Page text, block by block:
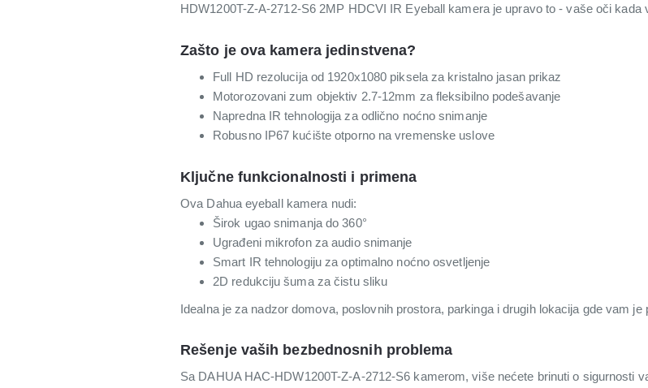
HDW1200T-Z-A-2712-S6 2MP HDCVI IR Eyeball kamera je upravo to - vaše oči kada
Zašto je ova kamera jedinstvena?
Full HD rezolucija od 1920x1080 piksela za kristalno jasan prikaz
Motorozovani zum objektiv 2.7-12mm za fleksibilno podešavanje
Napredna IR tehnologija za odlično noćno snimanje
Robusno IP67 kućište otporno na vremenske uslove
Ključne funkcionalnosti i primena
Ova Dahua eyeball kamera nudi:
Širok ugao snimanja do 360°
Ugrađeni mikrofon za audio snimanje
Smart IR tehnologiju za optimalno noćno osvetljenje
2D redukciju šuma za čistu sliku
Idealna je za nadzor domova, poslovnih prostora, parkinga i drugih lokacija gde vam je
Rešenje vaših bezbednosnih problema
Sa DAHUA HAC-HDW1200T-Z-A-2712-S6 kamerom, više nećete brinuti o sigurnosti